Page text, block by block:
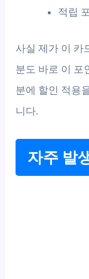
적립
사실 제가 이 카
분도 바로 이 포
분에 할인 적용
니다.
자주 발